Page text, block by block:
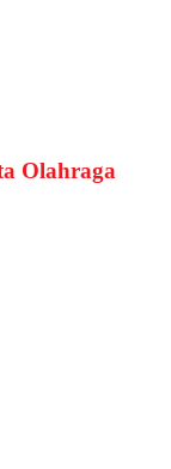
Olahraga